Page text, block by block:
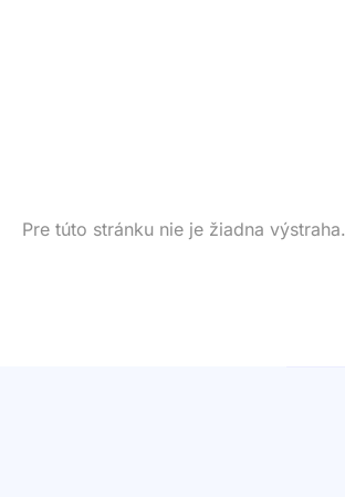
Pre túto stránku nie je žiadna výstraha.